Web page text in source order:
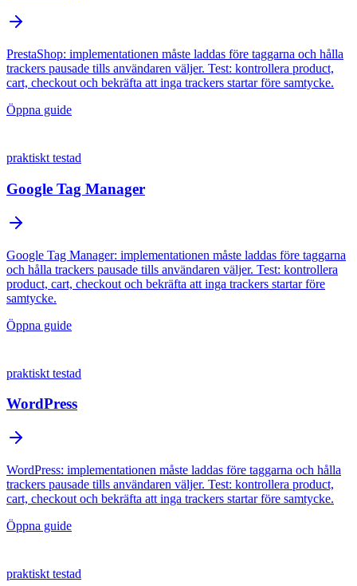
PrestaShop: implementationen måste laddas före taggarna och hålla
trackers pausade tills användaren väljer. Test: kontrollera product,
cart, checkout och bekräfta att inga trackers startar före samtycke.
Öppna guide
praktiskt testad
Google Tag Manager
Google Tag Manager: implementationen måste laddas före taggarna
och hålla trackers pausade tills användaren väljer. Test: kontrollera
product, cart, checkout och bekräfta att inga trackers startar före
samtycke.
Öppna guide
praktiskt testad
WordPress
WordPress: implementationen måste laddas före taggarna och hålla
trackers pausade tills användaren väljer. Test: kontrollera product,
cart, checkout och bekräfta att inga trackers startar före samtycke.
Öppna guide
praktiskt testad